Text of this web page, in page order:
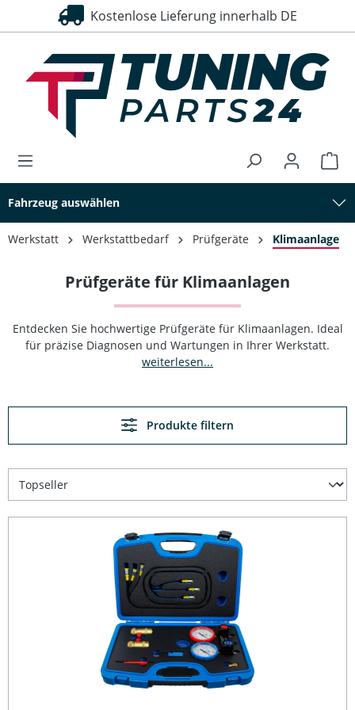
springen Kostenlose Lieferung innerhalb DE
30 Tage Rückgaberecht
Fahrzeug auswählen
Werkstatt Werkstattbedarf Prüfgeräte Klimaanlage
Prüfgeräte für Klimaanlagen
Entdecken Sie hochwertige Prüfgeräte für Klimaanlagen. Ideal
für präzise Diagnosen und Wartungen in Ihrer Werkstatt.
weiterlesen...
Produkte filtern